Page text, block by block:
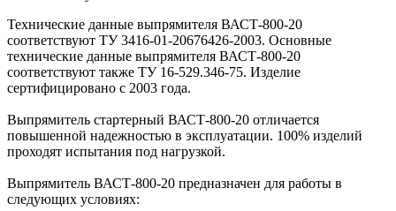
Технические данные выпрямителя ВАСТ-800-20
соответствуют ТУ 3416-01-20676426-2003. Основные
технические данные выпрямителя ВАСТ-800-20
соответствуют также ТУ 16-529.346-75. Изделие
сертифицировано с 2003 года.
Выпрямитель стартерный ВАСТ-800-20 отличается
повышенной надежностью в эксплуатации. 100% изделий
проходят испытания под нагрузкой.
Выпрямитель ВАСТ-800-20 предназначен для работы в
следующих условиях: